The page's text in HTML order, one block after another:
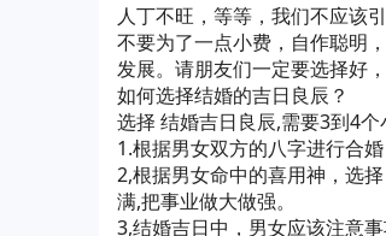
人丁不旺，等等，我们不应该
不要为了一点小费，自作聪明
发展。请朋友们一定要选择好，
如何选择结婚的吉日良辰？
选择 结婚吉日良辰,需要3到4个
1.根据男女双方的八字进行合
2,根据男女命中的喜用神，选
满,把事业做大做强。
3,结婚吉日中，男女应该注意